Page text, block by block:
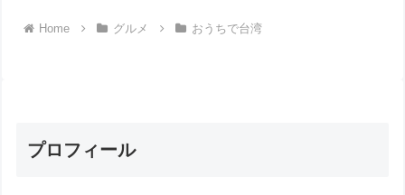
Home グルメ おうちで台湾
プロフィール